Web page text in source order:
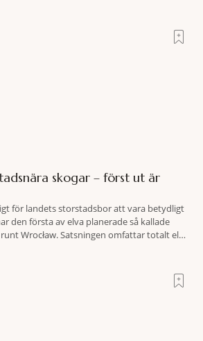
skogar – först ut är
för landets storstadsbor att vara betydligt
den första av elva planerade så kallade
Wrocław. Satsningen omfattar totalt elva
promenera, motionera